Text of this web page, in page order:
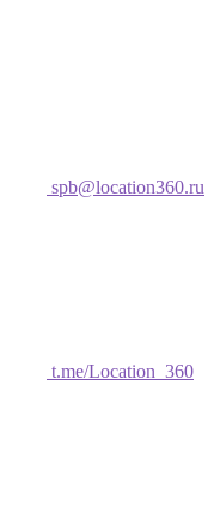
spb@location360.ru
t.me/Location_360